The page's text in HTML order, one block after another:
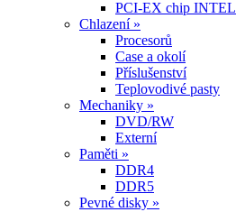
PCI-EX chip INTEL
Chlazení »
Procesorů
Case a okolí
Příslušenství
Teplovodivé pasty
Mechaniky »
DVD/RW
Externí
Paměti »
DDR4
DDR5
Pevné disky »